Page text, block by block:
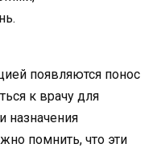
появляются понос
к врачу для
назначения
помнить, что эти